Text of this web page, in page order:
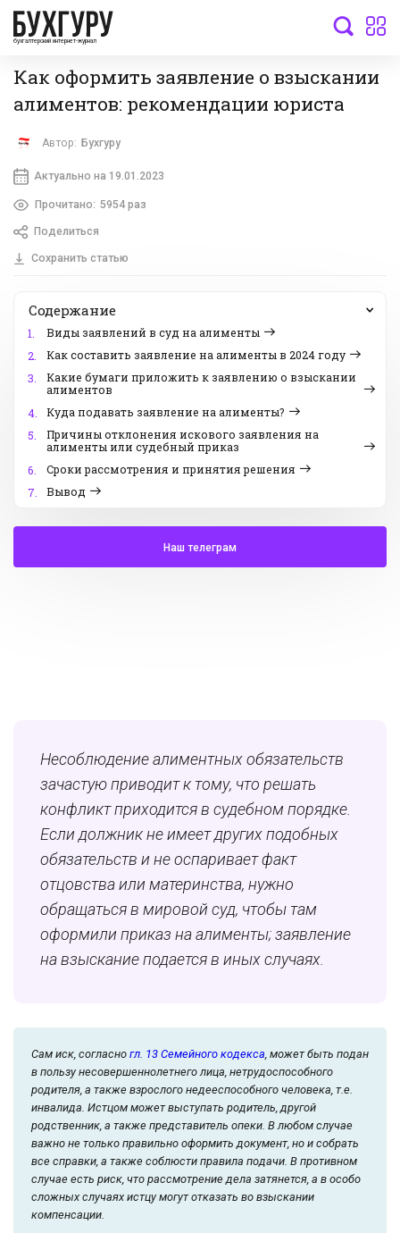
бухгалтерский интернет-журнал
Как оформить заявление о взыскании
алиментов: рекомендации юриста
Автор: Бухгуру
Актуально на 19.01.2023
Прочитано: 5954 раз
Поделиться
Сохранить статью
Содержание
1.
Виды заявлений в суд на алименты
2.
Как составить заявление на алименты в 2024 году
3.
Какие бумаги приложить к заявлению о взыскании
алиментов
4.
Куда подавать заявление на алименты?
5.
Причины отклонения искового заявления на
алименты или судебный приказ
6.
Сроки рассмотрения и принятия решения
7.
Вывод
Наш телеграм
Несоблюдение алиментных обязательств
зачастую приводит к тому, что решать
конфликт приходится в судебном порядке.
Если должник не имеет других подобных
обязательств и не оспаривает факт
отцовства или материнства, нужно
обращаться в мировой суд, чтобы там
оформили приказ на алименты; заявление
на взыскание подается в иных случаях.
Сам иск, согласно гл. 13 Семейного кодекса, может быть подан
в пользу несовершеннолетнего лица, нетрудоспособного
родителя, а также взрослого недееспособного человека, т.е.
инвалида. Истцом может выступать родитель, другой
родственник, а также представитель опеки. В любом случае
важно не только правильно оформить документ, но и собрать
все справки, а также соблюсти правила подачи. В противном
случае есть риск, что рассмотрение дела затянется, а в особо
сложных случаях истцу могут отказать во взыскании
компенсации.